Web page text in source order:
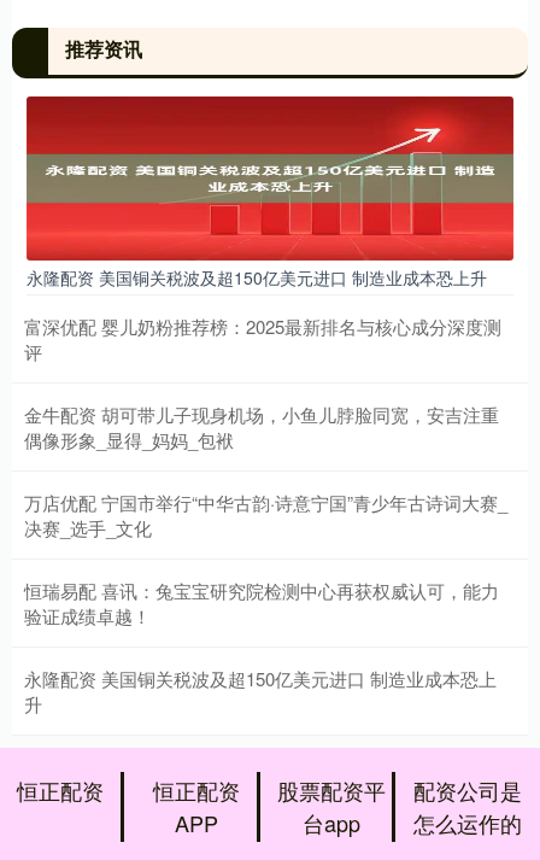
推荐资讯
永隆配资 美国铜关税波及超150亿美元进口 制造业成本恐上升
富深优配 婴儿奶粉推荐榜：2025最新排名与核心成分深度测
评
金牛配资 胡可带儿子现身机场，小鱼儿脖脸同宽，安吉注重
偶像形象_显得_妈妈_包袱
万店优配 宁国市举行“中华古韵·诗意宁国”青少年古诗词大赛_
决赛_选手_文化
恒瑞易配 喜讯：兔宝宝研究院检测中心再获权威认可，能力
验证成绩卓越！
永隆配资 美国铜关税波及超150亿美元进口 制造业成本恐上
升
恒正配资
恒正配资
APP
股票配资平
台app
配资公司是
怎么运作的